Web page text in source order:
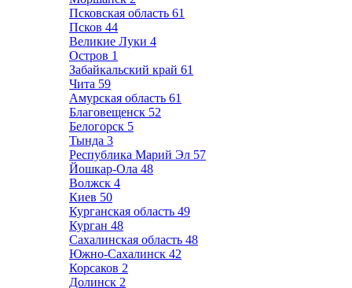
Псковская область 61
Псков 44
Великие Луки 4
Остров 1
Забайкальский край 61
Чита 59
Амурская область 61
Благовещенск 52
Белогорск 5
Тында 3
Республика Марий Эл 57
Йошкар-Ола 48
Волжск 4
Киев 50
Курганская область 49
Курган 48
Сахалинская область 48
Южно-Сахалинск 42
Корсаков 2
Долинск 2